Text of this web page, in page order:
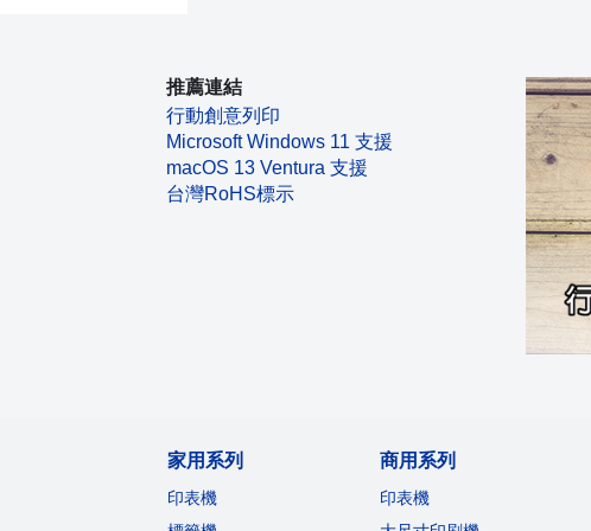
推薦連結
行動創意列印
Microsoft Windows 11 支援
macOS 13 Ventura 支援
台灣RoHS標示
家用系列
印表機
商用系列
印表機